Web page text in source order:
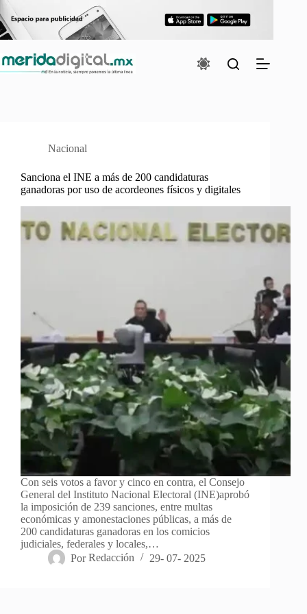
al
contenido
Nacional
Sanciona el INE a más de 200 candidaturas
ganadoras por uso de acordeones físicos y digitales
Con seis votos a favor y cinco en contra, el Consejo
General del Instituto Nacional Electoral (INE)aprobó
la imposición de 239 sanciones, entre multas
económicas y amonestaciones públicas, a más de
200 candidaturas ganadoras en los comicios
judiciales, federales y locales,…
Por Redacción 29- 07- 2025